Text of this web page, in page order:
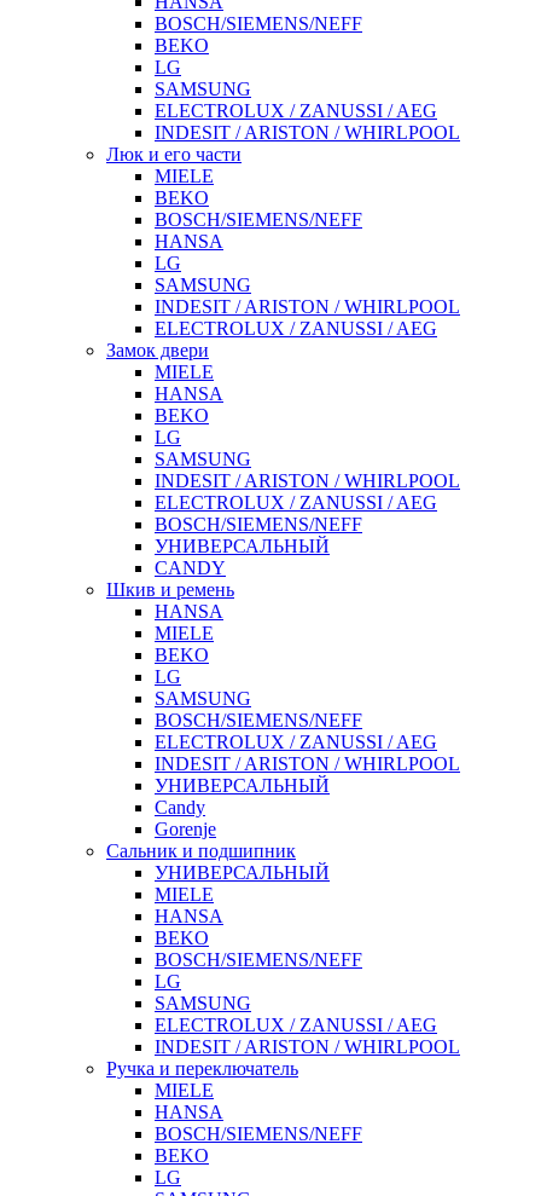
BOSCH/SIEMENS/NEFF
BEKO
LG
SAMSUNG
ELECTROLUX / ZANUSSI / AEG
INDESIT / ARISTON / WHIRLPOOL
Люк и его части
MIELE
BEKO
BOSCH/SIEMENS/NEFF
HANSA
LG
SAMSUNG
INDESIT / ARISTON / WHIRLPOOL
ELECTROLUX / ZANUSSI / AEG
Замок двери
MIELE
HANSA
BEKO
LG
SAMSUNG
INDESIT / ARISTON / WHIRLPOOL
ELECTROLUX / ZANUSSI / AEG
BOSCH/SIEMENS/NEFF
УНИВЕРСАЛЬНЫЙ
CANDY
Шкив и ремень
HANSA
MIELE
BEKO
LG
SAMSUNG
BOSCH/SIEMENS/NEFF
ELECTROLUX / ZANUSSI / AEG
INDESIT / ARISTON / WHIRLPOOL
УНИВЕРСАЛЬНЫЙ
Candy
Gorenje
Сальник и подшипник
УНИВЕРСАЛЬНЫЙ
MIELE
HANSA
BEKO
BOSCH/SIEMENS/NEFF
LG
SAMSUNG
ELECTROLUX / ZANUSSI / AEG
INDESIT / ARISTON / WHIRLPOOL
Ручка и переключатель
MIELE
HANSA
BOSCH/SIEMENS/NEFF
BEKO
LG